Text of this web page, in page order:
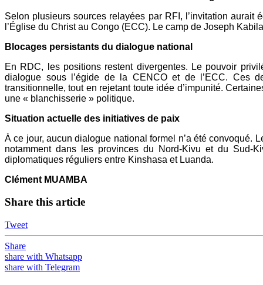
Selon plusieurs sources relayées par RFI, l’invitation
l’Église du Christ au Congo (ECC). Le camp de Joseph
Blocages persistants du dialogue national
En RDC, les positions restent divergentes. Le pouvoir
dialogue sous l’égide de la CENCO et de l’ECC. Ces
transitionnelle, tout en rejetant toute idée d’impunité.
une « blanchisserie » politique.
Situation actuelle des initiatives de paix
À ce jour, aucun dialogue national formel n’a été convoqué.
notamment dans les provinces du Nord-Kivu et du Sud-
diplomatiques réguliers entre Kinshasa et Luanda.
Clément MUAMBA
Share this article
Tweet
Share
share with Whatsapp
share with Telegram